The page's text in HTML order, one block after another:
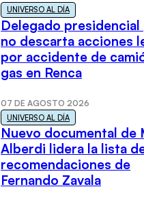
UNIVERSO AL DÍA
Delegado presidencial
no descarta acciones
por accidente de
gas en Renca
07 DE AGOSTO 2026
UNIVERSO AL DÍA
Nuevo documental de
Alberdi lidera la lista
recomendaciones de
Fernando Zavala